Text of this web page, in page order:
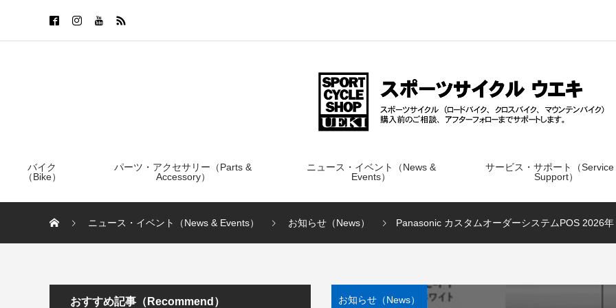
バイク
（Bike）
パーツ・アクセサリー（Parts &
Accessory）
ニュース・イベント（News &
Events）
サービス・サポート（
Support）
ニュース・イベント（News & Events） お知らせ（News） Panasonic カスタムオーダーシステムPOS 2026年 新
お知らせ（News）
おすすめ記事（Recommend）